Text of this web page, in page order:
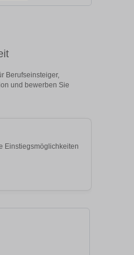
Berufseinsteiger,
und bewerben Sie
Einstiegsmöglichkeiten